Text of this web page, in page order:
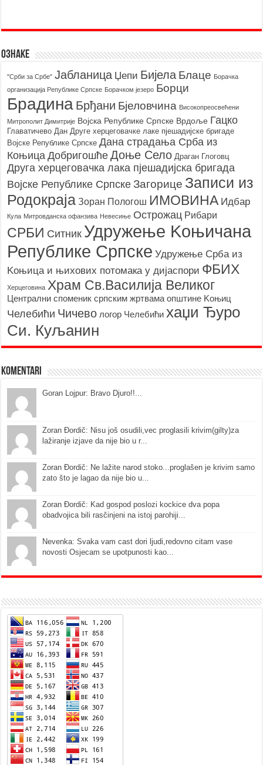
Ознаке
"Срби за Србе" Јабланица Џепи Бијела Блаце Борачкa
организацијa Републике Српске Борачком језеро Борци
Брадина Брђани Бјеловчина Високопреосвећени
Митрополит Димитрије Војска Републике Српске Врдоље Гацко
Главатичево Дан Друге херцеговачке лаке пјешадијске бригаде
Војске Републике Српске Дана страдања Срба из
Коњица Добригошће Доње Село Драган Глоговц
Друга херцеговачка лака пјешадијска бригада
Војске Републике Српске Загорице Записи из
Родoкраја Зоран Пологош ИМОВИНА Идбар
Кула Митровданска офанзива Невесињe Острожац Рибари
СРБИ Ситник Удружење Kоњичана
Републике Српске Удружење Срба из
Kоњица и њихових потомака у дијаспори ФБИХ
Херцеговина Храм Св.Василија Великог
Централни споменик српским жртвама општине Kоњиц
Челебићи Чичево логор Челебићи хаџи Ђуро
Си. Куљанин
Komentari
Goran Lojpur: Bravo Djuro!!...
Zoran Đordič: Nisu još osudili,vec proglasili krivim(gilty)za
lažiranje izjave da nije bio u r...
Zoran Đordič: Ne lažite narod stoko...proglašen je krivim samo
zato što je lagao da nije bio u...
Zoran Đordič: Kad gospod poslozi kockice dva popa
obadvojica bili rasčinjeni na istoj parohiji...
Nevenka: Svaka vam cast dori ljudi,redovno citam vase
novosti Osjecam se upotpunosti kao...